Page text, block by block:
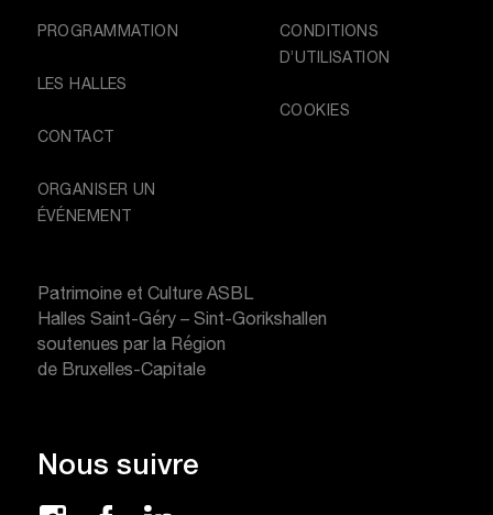
CONDITIONS
D’UTILISATION
COOKIES
Nous suivre
PROGRAMMATION
LES HALLES
CONTACT
ORGANISER UN
ÉVÉNEMENT
Patrimoine et Culture ASBL
Halles Saint-Géry – Sint-Gorikshallen
soutenues par la Région
de Bruxelles-Capitale